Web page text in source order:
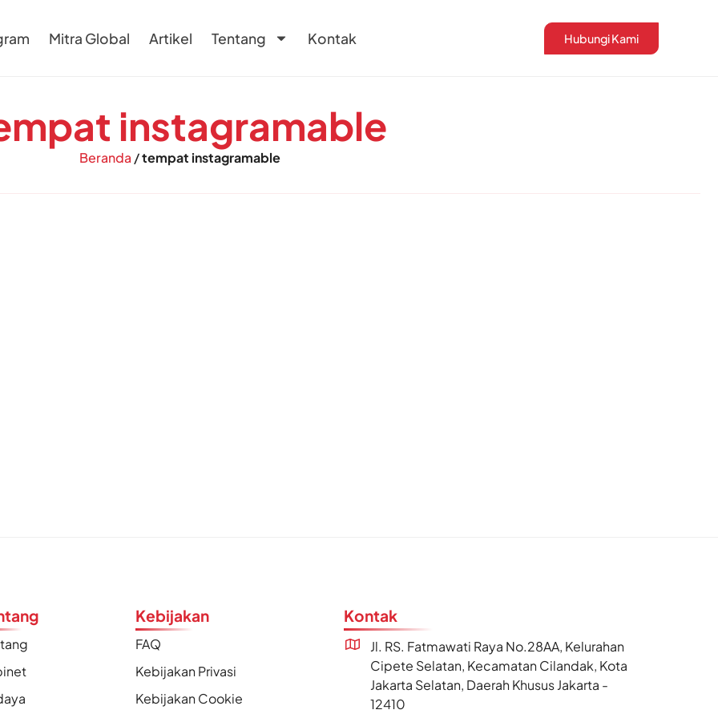
Mitra Global Artikel Tentang Kontak Hubungi Kami
instagramable
Beranda /tempat instagramable
Kebijakan
FAQ
Kebijakan Privasi
Kebijakan Cookie
Kontak
Jl. RS. Fatmawati Raya No.28AA, Kelurahan
Cipete Selatan, Kecamatan Cilandak, Kota
Jakarta Selatan, Daerah Khusus Jakarta -
12410